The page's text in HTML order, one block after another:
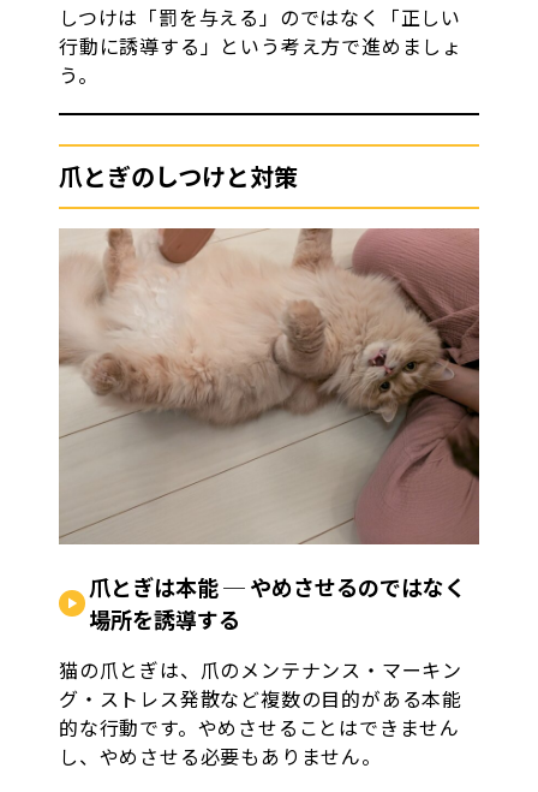
しつけは「罰を与える」のではなく「正しい
行動に誘導する」という考え方で進めましょ
う。
爪とぎのしつけと対策
爪とぎは本能 ─ やめさせるのではなく
場所を誘導する
猫の爪とぎは、爪のメンテナンス・マーキン
グ・ストレス発散など複数の目的がある本能
的な行動です。やめさせることはできません
し、やめさせる必要もありません。